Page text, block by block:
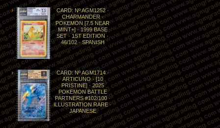
CARD: Nº AGM1252 ·
CHARMANDER ·
POKEMON [7.5 NEAR
MINT+] · 1999 BASE
SET · 1ST EDITION ·
46/102 · SPANISH
CARD: Nº AGM1714 ·
ARTICUNO · [10
PRISTINE] · 2025
POKEMON BATTLE
PARTNERS #102/100 ·
ILLUSTRATION RARE ·
JAPANESE